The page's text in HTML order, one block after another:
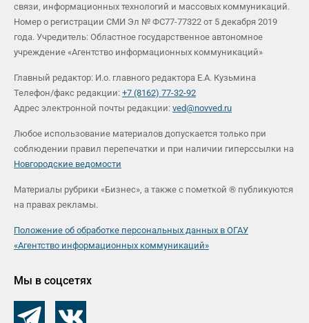
связи, информационных технологий и массовых коммуникаций.
Номер о регистрации СМИ Эл № ФС77-77322 от 5 декабря 2019
года. Учредитель: Областное государственное автономное
учреждение «Агентство информационных коммуникаций»
Главный редактор: И.о. главного редактора Е.А. Кузьмина
Телефон/факс редакции: +7 (8162) 77-32-92
Адрес электронной почты редакции: ved@novved.ru
Любое использование материалов допускается только при
соблюдении правил перепечатки и при наличии гиперссылки на
Новгородские ведомости
Материалы рубрики «Бизнес», а также с пометкой ® публикуются
на правах рекламы.
Положение об обработке персональных данных в ОГАУ
«Агентство информационных коммуникаций»
Мы в соцсетях